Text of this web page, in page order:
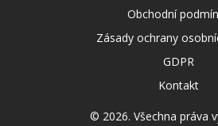
Obchodní
Zásady ochrany
GDPR
Kontakt
© 2026. Všechna práva